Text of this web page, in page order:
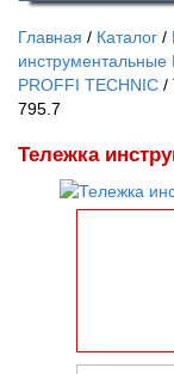
Главная Каталог
инструментальные
PROFFI TECHNIC
795.7
Тележка